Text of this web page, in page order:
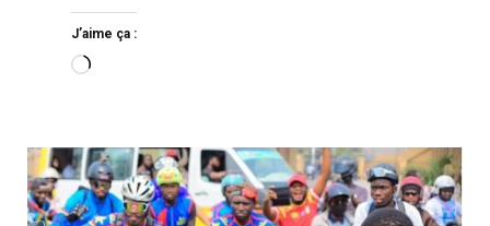
J’aime ça :